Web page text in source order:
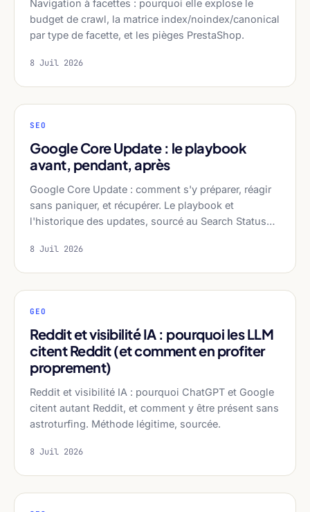
Navigation à facettes : pourquoi elle explose le
budget de crawl, la matrice index/noindex/canonical
par type de facette, et les pièges PrestaShop.
8 Juil 2026
SEO
Google Core Update : le playbook
avant, pendant, après
Google Core Update : comment s'y préparer, réagir
sans paniquer, et récupérer. Le playbook et
l'historique des updates, sourcé au Search Status…
8 Juil 2026
GEO
Reddit et visibilité IA : pourquoi les LLM
citent Reddit (et comment en profiter
proprement)
Reddit et visibilité IA : pourquoi ChatGPT et Google
citent autant Reddit, et comment y être présent sans
astroturfing. Méthode légitime, sourcée.
8 Juil 2026